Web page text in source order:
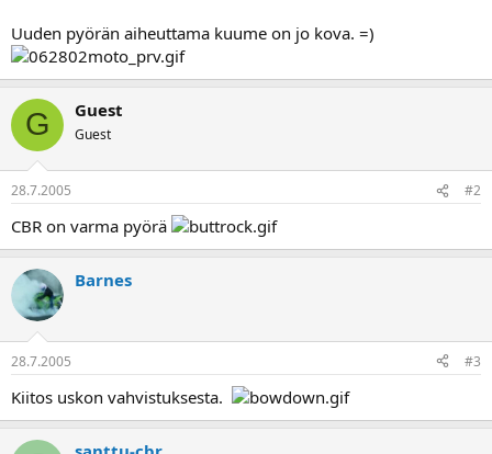
Uuden pyörän aiheuttama kuume on jo kova. =)
G Guest
Guest
28.7.2005 #2
CBR on varma pyörä
Barnes
28.7.2005 #3
Kiitos uskon vahvistuksesta.